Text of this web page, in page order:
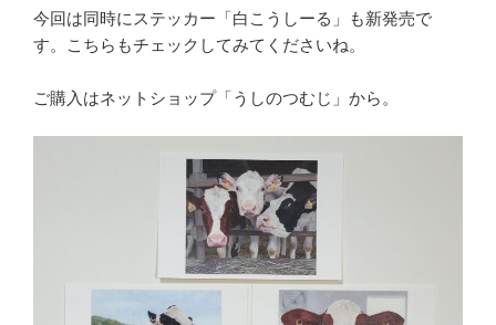
今回は同時にステッカー「白こうしーる」も新発売で
す。こちらもチェックしてみてくださいね。
ご購入はネットショップ「うしのつむじ」から。